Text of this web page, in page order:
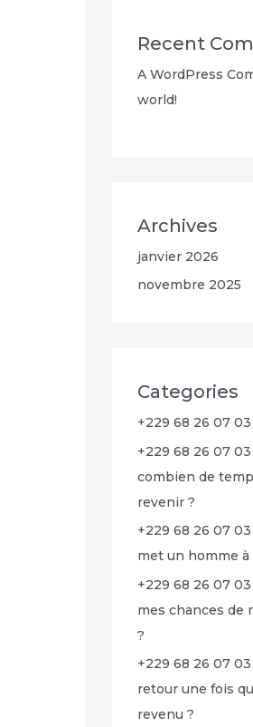
Recent
A WordPress
world!
Archives
janvier 2026
novembre 2025
Categories
+229 68 26 07 03
+229 68 26 07
combien de
revenir ?
+229 68 26 07
met un homme
+229 68 26 07
mes chances de
?
+229 68 26 07
retour une fois
revenu ?